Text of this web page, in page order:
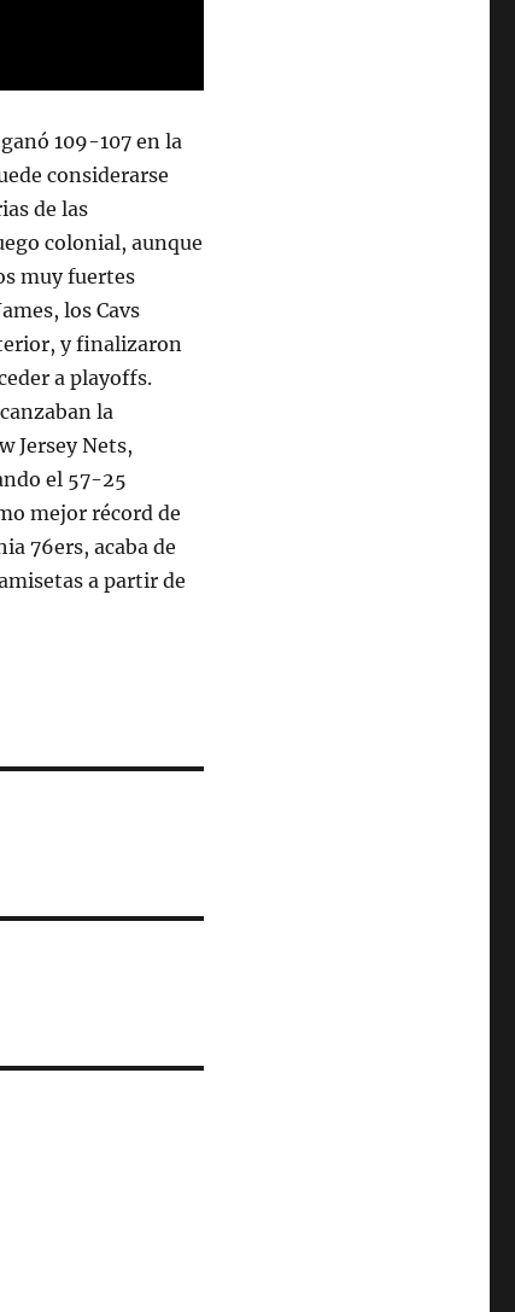
109-107 en la
considerarse
de las
colonial, aunque
muy fuertes
los Cavs
y finalizaron
a playoffs.
la
Jersey Nets,
el 57-25
mejor récord de
76ers, acaba de
a partir de